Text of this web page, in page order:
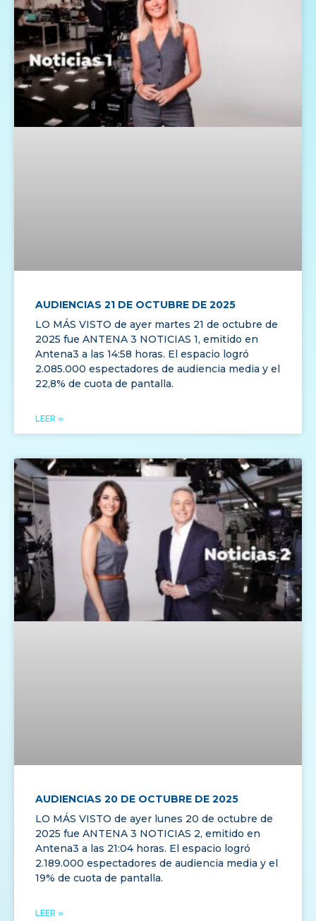
AUDIENCIAS 21 DE OCTUBRE DE 2025
LO MÁS VISTO de ayer martes 21 de octubre de
2025 fue ANTENA 3 NOTICIAS 1, emitido en
Antena3 a las 14:58 horas. El espacio logró
2.085.000 espectadores de audiencia media y el
22,8% de cuota de pantalla.
LEER »
AUDIENCIAS 20 DE OCTUBRE DE 2025
LO MÁS VISTO de ayer lunes 20 de octubre de
2025 fue ANTENA 3 NOTICIAS 2, emitido en
Antena3 a las 21:04 horas. El espacio logró
2.189.000 espectadores de audiencia media y el
19% de cuota de pantalla.
LEER »